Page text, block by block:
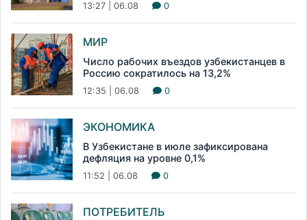
13:27 | 06.08 0
МИР
Число рабочих въездов узбекистанцев в
Россию сократилось на 13,2%
12:35 | 06.08 0
ЭКОНОМИКА
В Узбекистане в июле зафиксирована
дефляция на уровне 0,1%
11:52 | 06.08 0
ПОТРЕБИТЕЛЬ